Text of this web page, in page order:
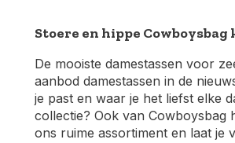
Stoere en hippe Cowboysbag
De mooiste damestassen voor
aanbod damestassen in de
je past en waar je het liefst elke
collectie? Ook van Cowboysbag
ons ruime assortiment en laat je